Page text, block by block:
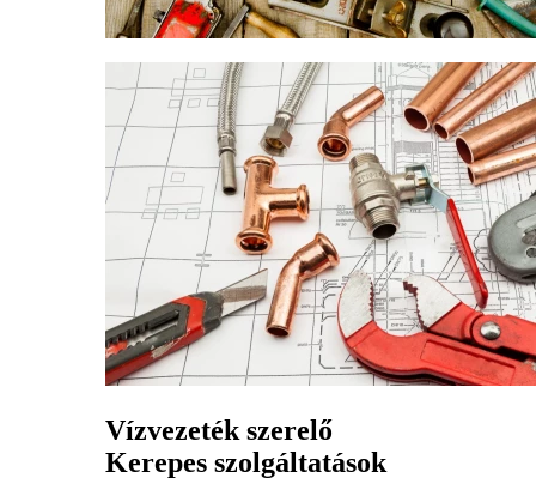
Vízvezeték szerelő
Kerepes szolgáltatások